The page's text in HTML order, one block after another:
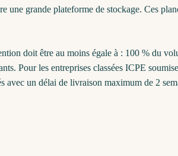
grande plateforme de stockage. Ces
doit être au moins égale à : 100 % du
Pour les entreprises classées ICPE
avec un délai de livraison maximum de 2